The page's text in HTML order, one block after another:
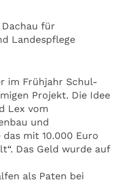
für
Landespflege
im Frühjahr Schul-
Projekt. Die Idee
Lex vom
und
mit 10.000 Euro
Das Geld wurde auf
als Paten bei